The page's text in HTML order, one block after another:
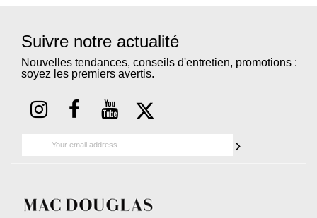
Suivre notre actualité
Nouvelles tendances, conseils d'entretien, promotions :
soyez les premiers avertis.